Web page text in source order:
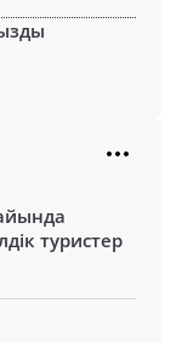
туристер